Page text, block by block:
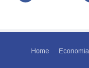
Home Economia